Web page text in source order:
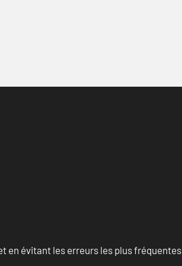
en évitant les erreurs les plus fréquentes